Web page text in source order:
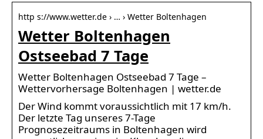
http s://www.wetter.de › … › Wetter Boltenhagen
Wetter Boltenhagen
Ostseebad 7 Tage
Wetter Boltenhagen Ostseebad 7 Tage –
Wettervorhersage Boltenhagen | wetter.de
Der Wind kommt voraussichtlich mit 17 km/h.
Der letzte Tag unseres 7-Tage
Prognosezeitraums in Boltenhagen wird